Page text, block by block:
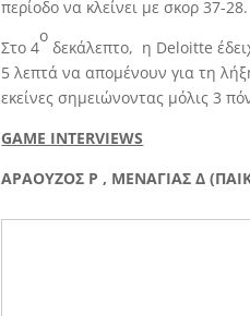
περίοδο να κλείνει με σκορ 37-28.
Στο 4
ο
δεκάλεπτο, η Deloitte
5 λεπτά να απομένουν για τη
εκείνες σημειώνοντας μόλις 3
GAME INTERVIEWS
ΑΡΑΟΥΖΟΣ Ρ , ΜΕΝΑΓΙΑΣ Δ